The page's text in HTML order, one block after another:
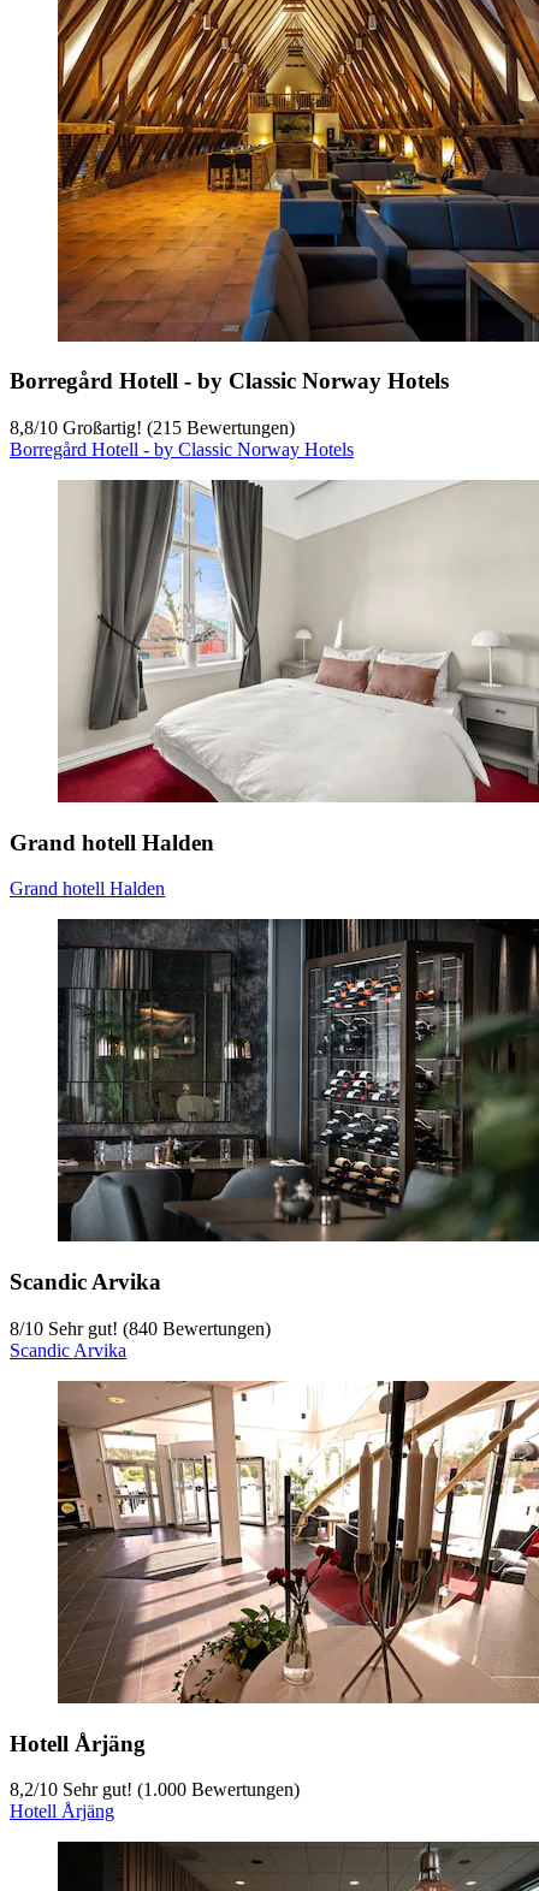
Borregård Hotell - by Classic Norway Hotels
8,8/10 Großartig! (215 Bewertungen)
Borregård Hotell - by Classic Norway Hotels
Grand hotell Halden
Grand hotell Halden
Scandic Arvika
8/10 Sehr gut! (840 Bewertungen)
Scandic Arvika
Hotell Årjäng
8,2/10 Sehr gut! (1.000 Bewertungen)
Hotell Årjäng